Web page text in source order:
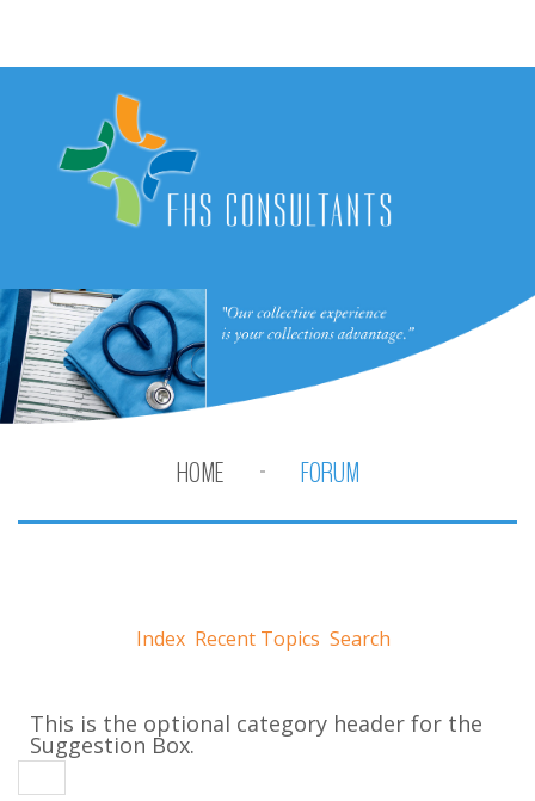
HOME FORUM
Index Recent Topics Search
This is the optional category header for the
Suggestion Box.